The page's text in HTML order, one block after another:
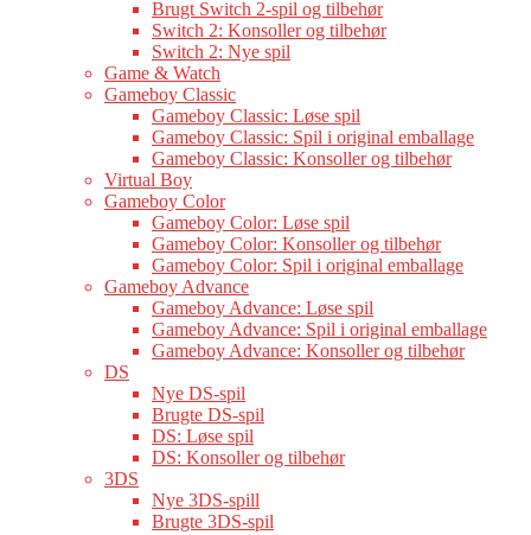
Brugt Switch 2-spil og tilbehør
Switch 2: Konsoller og tilbehør
Switch 2: Nye spil
Game & Watch
Gameboy Classic
Gameboy Classic: Løse spil
Gameboy Classic: Spil i original emballage
Gameboy Classic: Konsoller og tilbehør
Virtual Boy
Gameboy Color
Gameboy Color: Løse spil
Gameboy Color: Konsoller og tilbehør
Gameboy Color: Spil i original emballage
Gameboy Advance
Gameboy Advance: Løse spil
Gameboy Advance: Spil i original emballage
Gameboy Advance: Konsoller og tilbehør
DS
Nye DS-spil
Brugte DS-spil
DS: Løse spil
DS: Konsoller og tilbehør
3DS
Nye 3DS-spill
Brugte 3DS-spil